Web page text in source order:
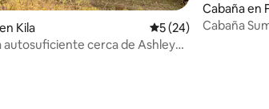
Kila Calificación
5 (24)
autosuficiente cerca de Ashley
Cabaña en
Cabaña